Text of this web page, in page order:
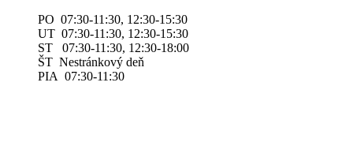
PO 07:30-11:30, 12:30-15:30
UT 07:30-11:30, 12:30-15:30
ST 07:30-11:30, 12:30-18:00
ŠT Nestránkový deň
PIA 07:30-11:30